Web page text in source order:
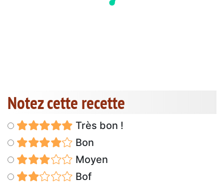
Notez cette recette
Très bon !
Bon
Moyen
Bof